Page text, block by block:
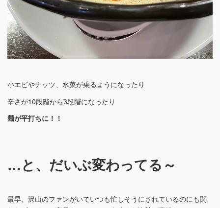
小エビやナッツ、水菜が乗るようになったり
辛さが10段階から3段階になったり
麺が平打ちに！！
…と、だいぶ変わってる～
最早、沢山のファンがいていつも忙しそうにされているのにも関